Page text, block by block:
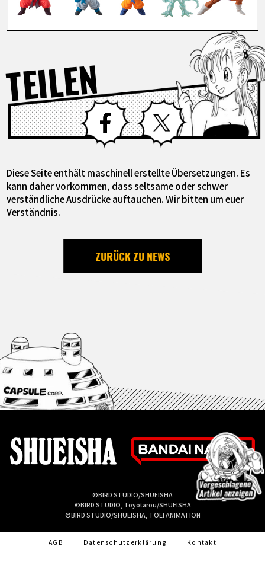
TEILEN Facebook X
Diese Seite enthält maschinell erstellte Übersetzungen. Es
kann daher vorkommen, dass seltsame oder schwer
verständliche Ausdrücke auftauchen. Wir bitten um euer
Verständnis.
ZURÜCK ZU NEWS
©BIRD STUDIO/SHUEISHA
©BIRD STUDIO, Toyotarou/SHUEISHA
©BIRD STUDIO/SHUEISHA, TOEI ANIMATION
AGB Datenschutzerklärung Kontakt